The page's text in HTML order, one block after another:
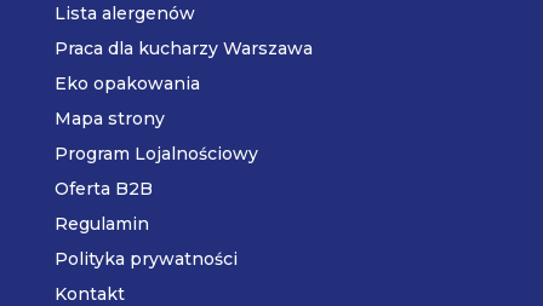
Lista alergenów
Praca dla kucharzy Warszawa
Eko opakowania
Mapa strony
Program Lojalnościowy
Oferta B2B
Regulamin
Polityka prywatności
Kontakt